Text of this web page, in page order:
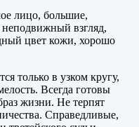
лицо, большие,
неподвижный взгляд,
цвет кожи, хорошо
только в узком кругу,
Всегда готовы
жизни. Не терпят
Справедливые,